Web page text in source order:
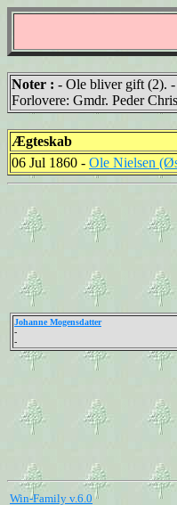
Noter : - Ole bliver gift (2). -
Forlovere: Gmdr. Peder
Ægteskab
06 Jul 1860 - Ole Nielsen
Johanne Mogensdatter
-
-
Win-Family v.6.0